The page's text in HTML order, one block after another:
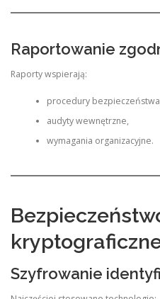
Raportowanie
Raporty wspierają:
procedury
audyty wewnętrzne,
wymagania organizacyjne.
Szyfrowanie